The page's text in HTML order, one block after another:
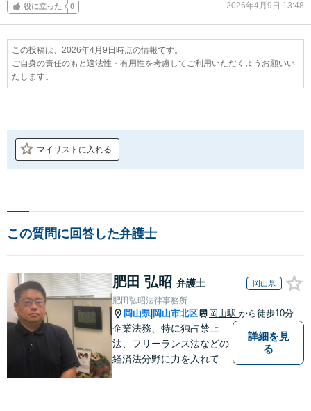
役に立った 0 2026年4月9日 13:48
この投稿は、2026年4月9日時点の情報です。
ご自身の責任のもと適法性・有用性を考慮してご利用いただくようお願いい
たします。
マイリストに入れる
この質問に回答した弁護士
肥田 弘昭 弁護士 岡山県
肥田弘昭法律事務所
岡山県| 岡山市北区 岡山駅 から徒歩10分
企業法務、特に独占禁止
法、フリーランス法などの
経済法分野に力を入れてい
詳細を見
る